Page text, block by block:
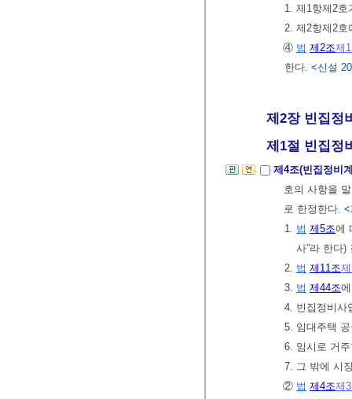
1. 제1항제2
2. 제2항제2호
④ 법 제2조제
한다. <신설
제2장 빈집정
제1절 빈집정비
제4조(빈집정비
호의 사항을
로 한정한다. <
1. 법 제5조에
사”라 한다)
2. 법 제11조
3. 법 제44조
4. 빈집정비사
5. 임대주택
6. 임시로 거
7. 그 밖에 시
② 법 제4조제